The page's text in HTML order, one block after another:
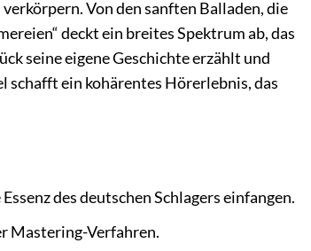
Von den sanften Balladen, die
deckt ein breites Spektrum ab, das
seine eigene Geschichte erzählt und
schafft ein kohärentes Hörerlebnis, das
des deutschen Schlagers einfangen.
Mastering-Verfahren.